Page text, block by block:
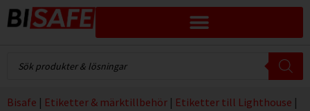
Bisafe | Etiketter & märktillbehör | Etiketter till Lighthouse |